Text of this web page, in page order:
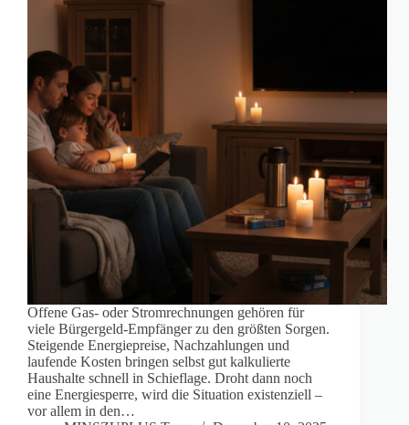
Offene Gas- oder Stromrechnungen gehören für
viele Bürgergeld-Empfänger zu den größten Sorgen.
Steigende Energiepreise, Nachzahlungen und
laufende Kosten bringen selbst gut kalkulierte
Haushalte schnell in Schieflage. Droht dann noch
eine Energie­sperre, wird die Situation existenziell –
vor allem in den…